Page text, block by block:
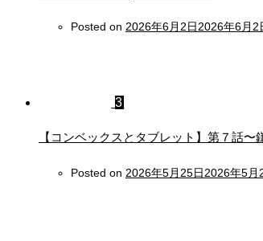
Posted on 2026年6月2日2026年6月2
3
【コンベックスとタブレット】第７話
Posted on 2026年5月25日2026年5月